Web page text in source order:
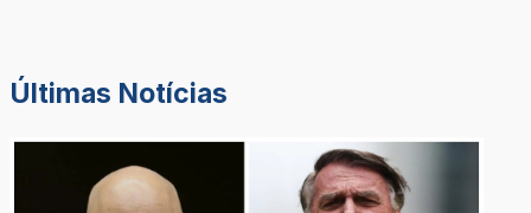
Últimas Notícias